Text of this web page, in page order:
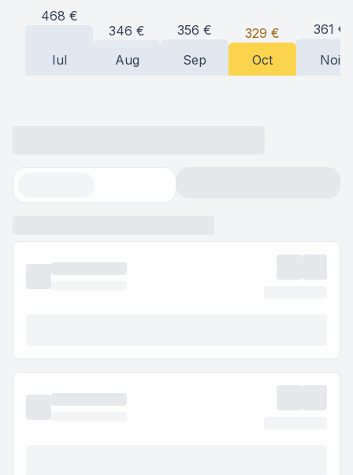
468 €
Iul
346 €
Aug
356 €
Sep
329 €
Oct
361 €
Noi